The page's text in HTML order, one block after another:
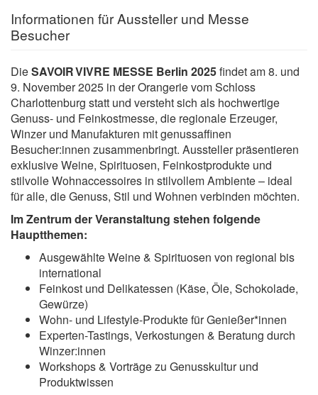
Informationen für Aussteller und Messe
Besucher
DieSAVOIR VIVRE MESSE Berlin 2025findet am 8. und
9. November 2025 in der Orangerie vom Schloss
Charlottenburg statt und versteht sich als hochwertige
Genuss- und Feinkostmesse, die regionale Erzeuger,
Winzer und Manufakturen mit genussaffinen
Besucher:innen zusammenbringt. Aussteller präsentieren
exklusive Weine, Spirituosen, Feinkostprodukte und
stilvolle Wohnaccessoires in stilvollem Ambiente – ideal
für alle, die Genuss, Stil und Wohnen verbinden möchten.
Im Zentrum der Veranstaltung stehen folgende
Hauptthemen:
Ausgewählte Weine & Spirituosen von regional bis
international
Feinkost und Delikatessen (Käse, Öle, Schokolade,
Gewürze)
Wohn- und Lifestyle-Produkte für Genießer*innen
Experten-Tastings, Verkostungen & Beratung durch
Winzer:innen
Workshops & Vorträge zu Genusskultur und
Produktwissen